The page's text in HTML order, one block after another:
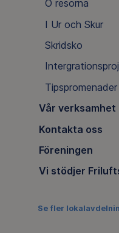
Ö resorna
I Ur och Skur
Skridsko
Tipspromenader
Vår verksamhet
Kontakta oss
Föreningen
Vi stödjer
Se fler